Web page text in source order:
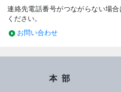
連絡先電話番号がつながらない場
ください。
お問い合わせ
本部